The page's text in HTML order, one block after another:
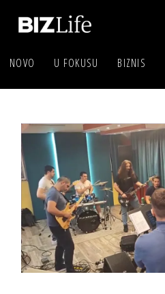
NOVO U FOKUSU BIZNIS